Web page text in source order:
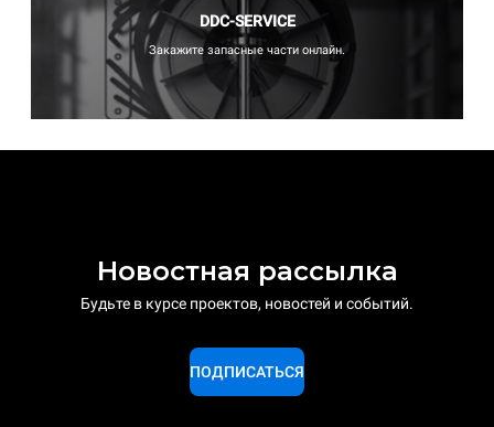
DDC-SERVICE
Закажите запасные части онлайн.
Новостная рассылка
Будьте в курсе проектов, новостей и событий.
ПОДПИСАТЬСЯ